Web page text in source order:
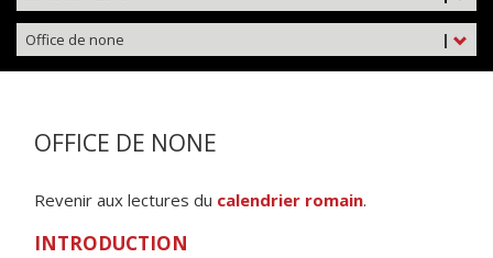
|
Office de none
OFFICE DE NONE
Revenir aux lectures du calendrier romain.
INTRODUCTION